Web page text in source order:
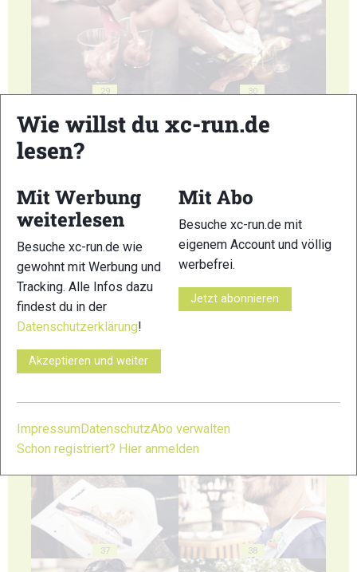
29 30
31 32
33
35
37 38
Wie willst du xc-run.de
lesen?
Mit Werbung
weiterlesen
Besuche xc-run.de wie
gewohnt mit Werbung und
Tracking. Alle Infos dazu
findest du in der
Datenschutzerklärung!
Akzeptieren und weiter
Mit Abo
Besuche xc-run.de mit
eigenem Account und völlig
werbefrei.
Jetzt abonnieren
Impressum DatenschutzAbo verwalten
Schon registriert? Hier anmelden